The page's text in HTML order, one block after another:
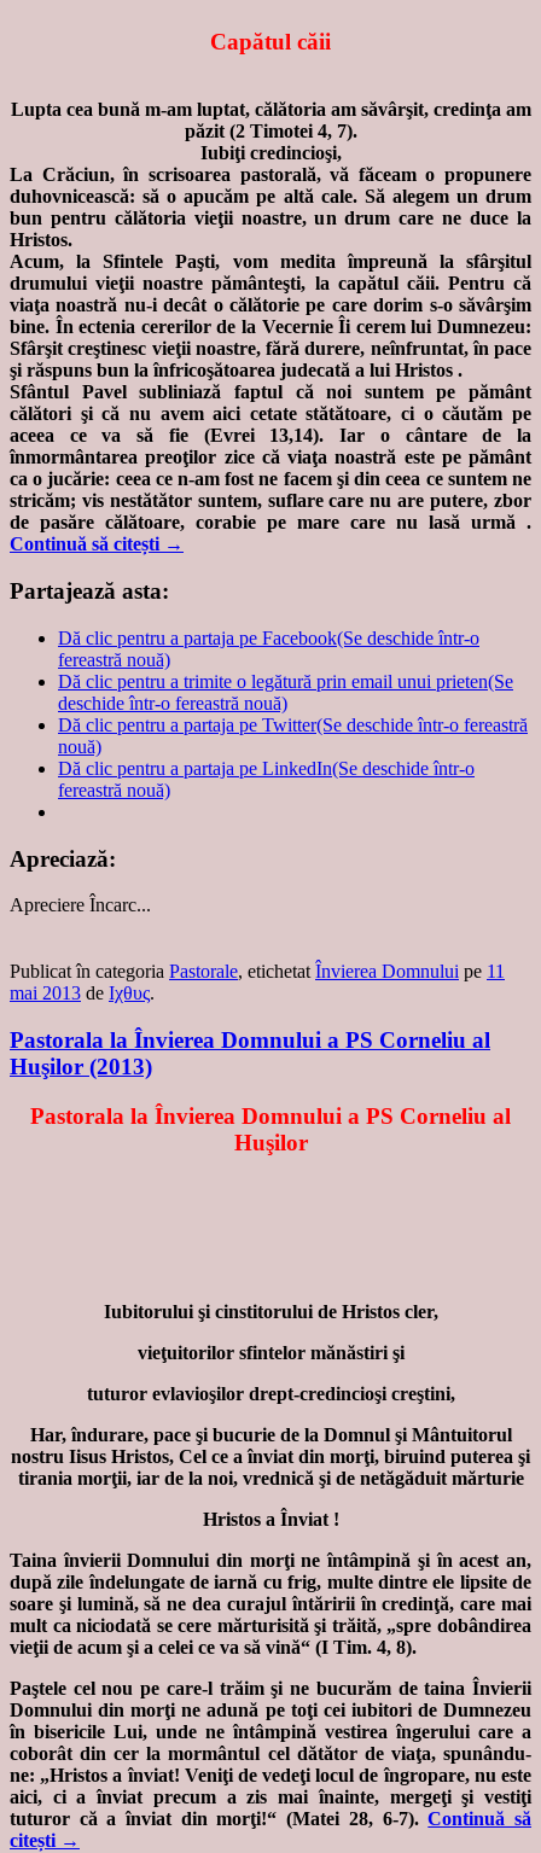
Capătul căii
Lupta cea bună m-am luptat, călătoria am săvârşit, credinţa am
păzit (2 Timotei 4, 7).
Iubiţi credincioşi,
La Crăciun, în scrisoarea pastorală, vă făceam o propunere
duhovnicească: să o apucăm pe altă cale. Să alegem un drum
bun pentru călătoria vieţii noastre, un drum care ne duce la
Hristos.
Acum, la Sfintele Paşti, vom medita împreună la sfârşitul
drumului vieţii noastre pământeşti, la capătul căii. Pentru că
viaţa noastră nu-i decât o călătorie pe care dorim s-o săvârşim
bine. În ectenia cererilor de la Vecernie Îi cerem lui Dumnezeu:
Sfârşit creştinesc vieţii noastre, fără durere, neînfruntat, în pace
şi răspuns bun la înfricoşătoarea judecată a lui Hristos .
Sfântul Pavel subliniază faptul că noi suntem pe pământ
călători şi că nu avem aici cetate stătătoare, ci o căutăm pe
aceea ce va să fie (Evrei 13,14). Iar o cântare de la
înmormântarea preoţilor zice că viaţa noastră este pe pământ
ca o jucărie: ceea ce n-am fost ne facem şi din ceea ce suntem ne
stricăm; vis nestătător suntem, suflare care nu are putere, zbor
de pasăre călătoare, corabie pe mare care nu lasă urmă .
Continuă să citești →
Partajează asta:
Dă clic pentru a partaja pe Facebook(Se deschide într-o
fereastră nouă)
Dă clic pentru a trimite o legătură prin email unui prieten(Se
deschide într-o fereastră nouă)
Dă clic pentru a partaja pe Twitter(Se deschide într-o fereastră
nouă)
Dă clic pentru a partaja pe LinkedIn(Se deschide într-o
fereastră nouă)
Apreciază:
Apreciere Încarc...
Publicat în categoria Pastorale, etichetat Învierea Domnului pe 11
mai 2013 de Ιχθυς.
Pastorala la Învierea Domnului a PS Corneliu al
Huşilor (2013)
Pastorala la Învierea Domnului a PS Corneliu al
Huşilor
Iubitorului şi cinstitorului de Hristos cler,
vieţuitorilor sfintelor mănăstiri şi
tuturor evlavioşilor drept-credincioşi creştini,
Har, îndurare, pace şi bucurie de la Domnul şi Mântuitorul
nostru Iisus Hristos, Cel ce a înviat din morţi, biruind puterea şi
tirania morţii, iar de la noi, vrednică şi de netăgăduit mărturie
Hristos a Înviat !
Taina învierii Domnului din morţi ne întâmpină şi în acest an,
după zile îndelungate de iarnă cu frig, multe dintre ele lipsite de
soare şi lumină, să ne dea curajul întăririi în credinţă, care mai
mult ca niciodată se cere mărturisită şi trăită, „spre dobândirea
vieţii de acum şi a celei ce va să vină“ (I Tim. 4, 8).
Paştele cel nou pe care-l trăim şi ne bucurăm de taina Învierii
Domnului din morţi ne adună pe toţi cei iubitori de Dumnezeu
în bisericile Lui, unde ne întâmpină vestirea îngerului care a
coborât din cer la mormântul cel dătător de viaţa, spunându-
ne: „Hristos a înviat! Veniţi de vedeţi locul de îngropare, nu este
aici, ci a înviat precum a zis mai înainte, mergeţi şi vestiţi
tuturor că a înviat din morţi!“ (Matei 28, 6-7).Continuă să
citești →